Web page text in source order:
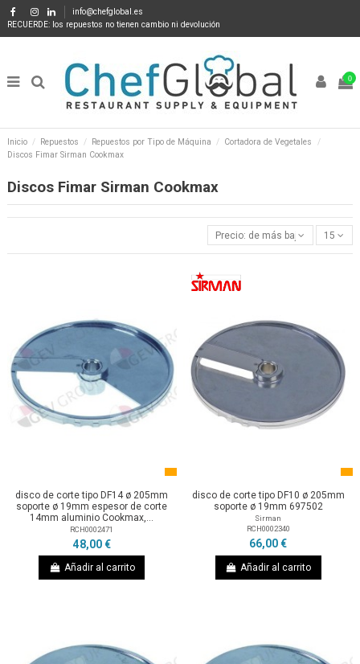
info@chefglobal.es
RECUERDE: los repuestos no tienen cambio ni devolución
0
Inicio Repuestos Repuestos por Tipo de Máquina
Cortadora de Vegetales
Discos Fimar Sirman Cookmax
Discos Fimar Sirman Cookmax
Precio: de más bajo a más alto
15
disco de corte tipo DF14 ø 205mm
soporte ø 19mm espesor de corte
14mm aluminio Cookmax,...
RCH0002471
48,00 €
Añadir al carrito
disco de corte tipo DF10 ø 205mm
soporte ø 19mm 697502
Sirman
RCH0002340
66,00 €
Añadir al carrito